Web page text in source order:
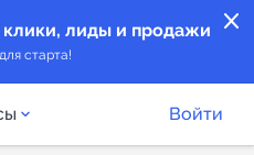
close
клики, лиды и продажи
старта!
Войти